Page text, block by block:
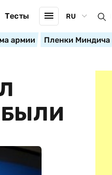
Тесты RU
армии Пленки Миндича